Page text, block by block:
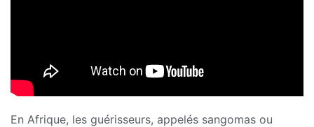
En Afrique, les guérisseurs, appelés sangomas ou